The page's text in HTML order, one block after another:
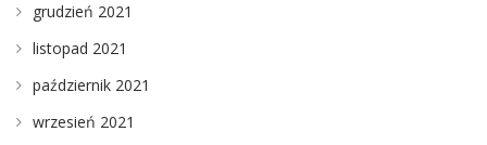
grudzień 2021
listopad 2021
październik 2021
wrzesień 2021